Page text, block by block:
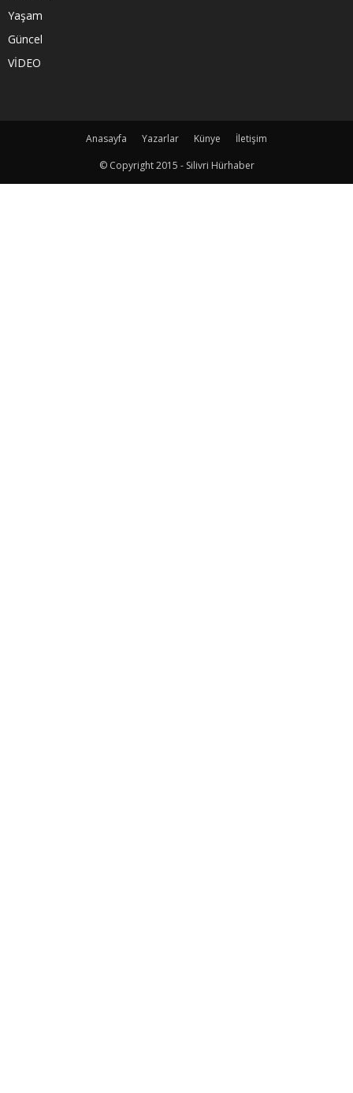
Yaşam
Güncel
VİDEO
Anasayfa Yazarlar Künye
İletişim
© Copyright 2015 - Silivri Hürhaber